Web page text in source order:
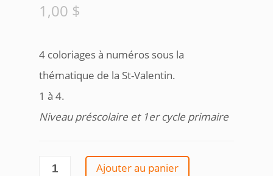
1,00 $
4 coloriages à numéros sous la
thématique de la St-Valentin.
1 à 4.
Niveau préscolaire et 1er cycle primaire
quantité
Ajouter au panier